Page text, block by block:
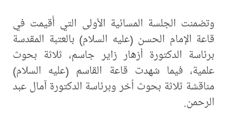
وتضمنت الجلسة المسائية الأولى التي أُقيمت في
قاعة الإمام الحسن (عليه السلام) بالعتبة المقدسة
برئاسة الدكتورة أزهار زاير جاسم، ثلاثة بحوث
علمية، فيما شهدت قاعة القاسم (عليه السلام)
مناقشة ثلاثة بحوث اُخر وبرئاسة الدكتورة آمال عبد
الرحمن.